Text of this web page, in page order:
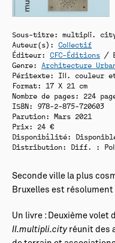
Sous-titre: multipli.
Auteur(s): Collectif
Éditeur: CFC-Éditions /
Genre: Architecture
Péritexte: Ill. couleur et
Format: 17 X 21 cm
Nombre de pages: 224
ISBN: 978-2-875-720603
Parution: Mars 2021
Prix: 24 €
Disponibilité:
Distribution: Diff. :
Seconde ville la plus
Bruxelles est
Un livre : Deuxième volet
II.multipli.cityréunit des